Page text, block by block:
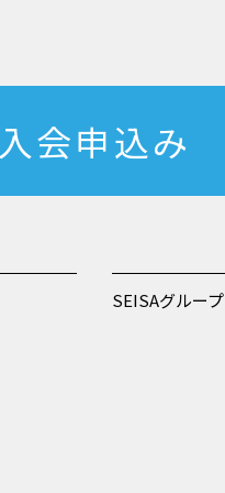
入会申込み
SEISAグループ